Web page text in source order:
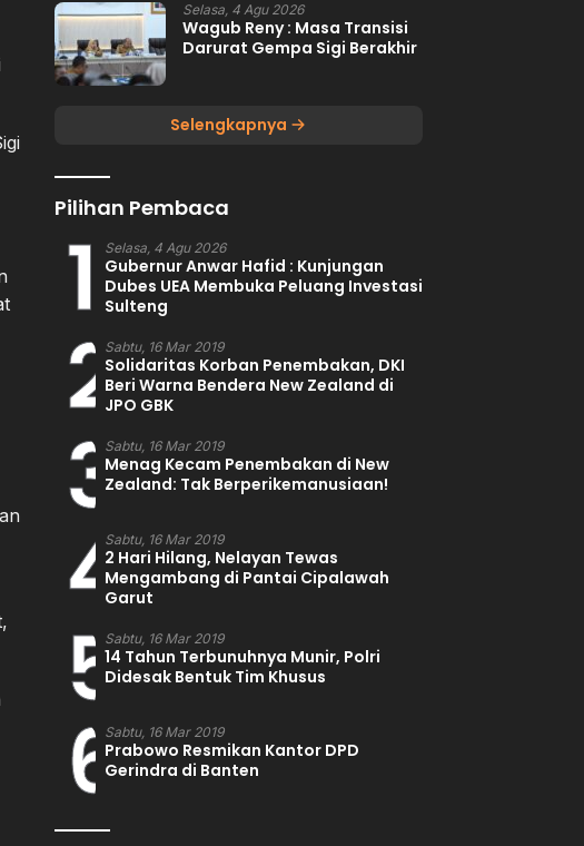
Selasa, 4 Agu 2026
Wagub Reny : Masa Transisi
Darurat Gempa Sigi Berakhir
Selengkapnya
Pilihan Pembaca
1 Selasa, 4 Agu 2026
Gubernur Anwar Hafid : Kunjungan
Dubes UEA Membuka Peluang Investasi
Sulteng
2Sabtu, 16 Mar 2019
Solidaritas Korban Penembakan, DKI
Beri Warna Bendera New Zealand di
JPO GBK
3Sabtu, 16 Mar 2019
Menag Kecam Penembakan di New
Zealand: Tak Berperikemanusiaan!
4Sabtu, 16 Mar 2019
2 Hari Hilang, Nelayan Tewas
Mengambang di Pantai Cipalawah
Garut
5Sabtu, 16 Mar 2019
14 Tahun Terbunuhnya Munir, Polri
Didesak Bentuk Tim Khusus
6Sabtu, 16 Mar 2019
Prabowo Resmikan Kantor DPD
Gerindra di Banten